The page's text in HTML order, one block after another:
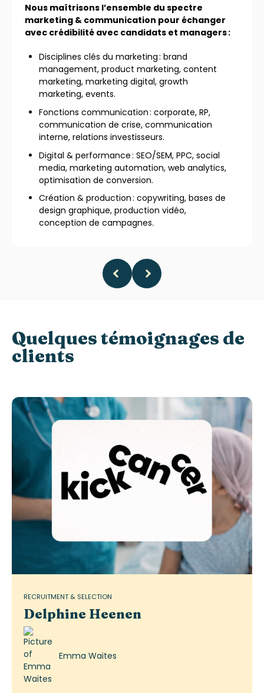
Nous maîtrisons l’ensemble du spectre
marketing & communication pour échanger
avec crédibilité avec candidats et managers :
Disciplines clés du marketing : brand
management, product marketing, content
marketing, marketing digital, growth
marketing, events.
Fonctions communication : corporate, RP,
communication de crise, communication
interne, relations investisseurs.
Digital & performance : SEO/SEM, PPC, social
media, marketing automation, web analytics,
optimisation de conversion.
Création & production : copywriting, bases de
design graphique, production vidéo,
conception de campagnes.
Quelques témoignages de
clients
RECRUITMENT & SELECTION
Delphine Heenen
Emma Waites